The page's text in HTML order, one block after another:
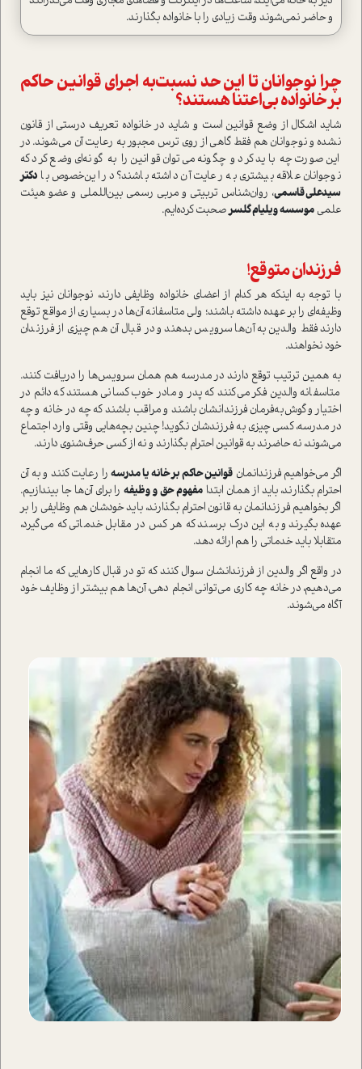
و حاضر نمي‌شوند وقت ‌زيادي را با خانواده بگذارند.
چرا نوجوانان تا اين حد نسبت‌به اجراي قوانين حاكم
بر خانواده بي‌اعتنا هستند؟
شايد اشكال از وضع قوانين است و شايد در خانواده تعريف درستي از قانون
نشده و نوجوانان هم فقط گاهي از روي ترس مجبور به رعايت آن مي‌شوند. در
اين صورت چه بايد كرد و چگونه مي‌توان قوانين را به گونه‌اي وضع كرد كه
نوجوانان علاقه بيشتري به رعايت آن داشته باشند؟ در اين‌خصوص با دکتر
سیدعلی قاسمی، روان‌شناس تربیتی و مربي رسمي بين‌اللملي و عضو هيئت
علمي موسسه ويليام گلسرصحبت كرده‌ايم.
فرزندان متوقع!
با توجه به اينكه هر كدام از اعضاي خانواده وظايفي دارند، نوجوانان نيز بايد
وظيفه‌اي را بر عهده داشته باشند؛ ولي متاسفانه آن‌ها در بسياري از مواقع توقع
دارند فقط والدين به آن‌ها سرويس بدهند و در قبال آن هم چيزي از فرزندان
خود نخواهند.
به همين ترتيب توقع دارند در مدرسه هم همان سرويس‌ها را دريافت كنند.
متاسفانه والدين فكر مي‌كنند كه پدر و مادر خوب كساني هستند كه دائم در
اختیار و گوش‌به‌فرمان فرزندانشان باشند و مراقب باشند که چه در خانه و چه
در مدرسه، كسي چيزي به فرزندشان نگويد! چنين بچه‌هايي وقتي وارد اجتماع
مي‌شوند، نه حاضرند به قوانين احترام بگذارند و نه از كسي حرف‌شنوي دارند.
اگر مي‌خواهيم فرزندانمان قوانين حاكم بر خانه يا مدرسهرا رعايت كنند و به آن
احترام بگذارند، بايد از همان ابتدامفهوم حق و وظيفهرا براي آن‌ها جا بيندازيم.
اگر بخواهيم فرزندانمان به قانون احترام بگذارند، بايد خودشان هم وظايفي را بر
عهده بگيرند و به اين درك برسند كه هر كس در مقابل خدماتي كه مي‌گيرد،
متقابلا بايد خدماتي را هم ارائه دهد.
در واقع اگر والدين از فرزندانشان سوال كنند كه تو در قبال كارهايي كه ما انجام
مي‌دهيم، در خانه چه كاري می‌توانی انجام ‌دهي، آن‌ها هم بيشتر از وظايف خود
آگاه مي‌شوند.